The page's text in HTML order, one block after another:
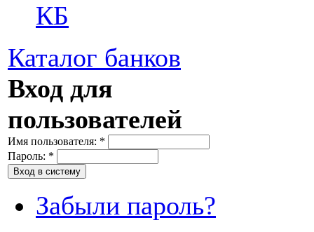
КБ
Каталог банков
Вход для
пользователей
Имя пользователя: *
Пароль: *
Забыли пароль?